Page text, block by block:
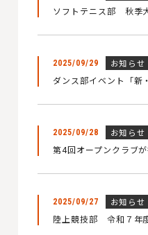
ソフトテニス部 秋季
2025/09/29 お知らせ
ダンス部イベント「新
2025/09/28 お知らせ
第4回オープンクラブ
2025/09/27 お知らせ
陸上競技部 令和７年